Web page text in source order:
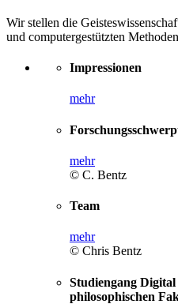
Wir stellen die
und computergestützten
Impressionen
mehr
mehr
© C. Bentz
Team
mehr
© Chris Bentz
Studiengang
philosophischen